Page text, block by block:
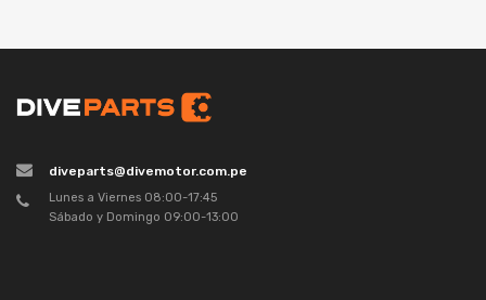
diveparts@divemotor.com.pe
Lunes a Viernes 08:00-17:45
Sábado y Domingo 09:00-13:00